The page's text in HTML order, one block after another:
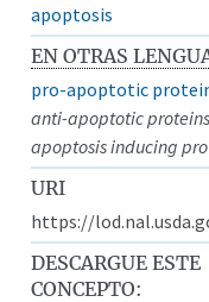
apoptosis
EN OTRAS
pro-apoptotic
anti-apoptotic proteins
apoptosis inducing
URI
https://
DESCARGUE ESTE
CONCEPTO: